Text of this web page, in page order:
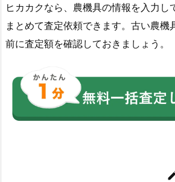
ヒカカクなら、農機具の情報を入力し
まとめて査定依頼できます。古い農機
前に査定額を確認しておきましょう。